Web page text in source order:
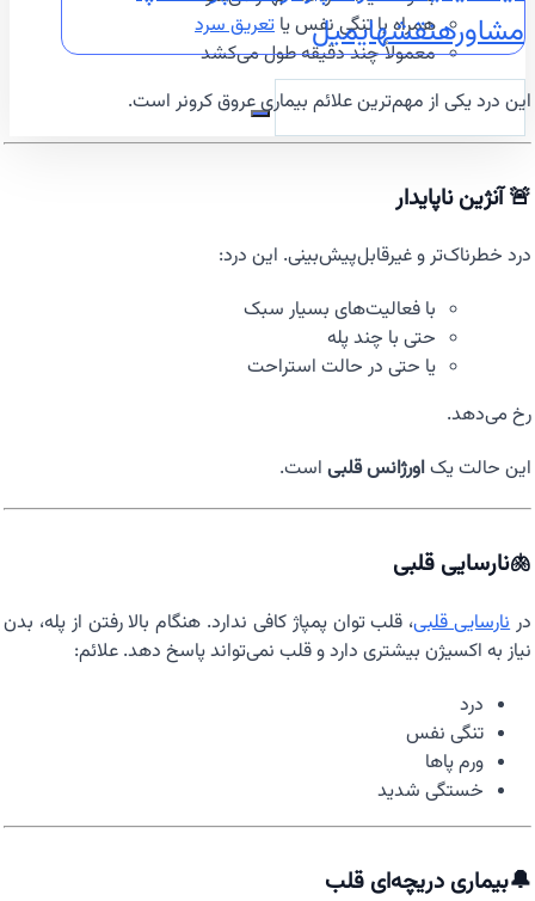
مشاورهنقشهایمیل
همراه با تنگی نفس یا تعریق سرد
معمولاً چند دقیقه طول می‌کشد
این درد یکی از مهم‌ترین علائم بیماری عروق کرونر است.
🚨 آنژین ناپایدار
درد خطرناک‌تر و غیرقابل‌پیش‌بینی. این درد:
با فعالیت‌های بسیار سبک
حتی با چند پله
یا حتی در حالت استراحت
رخ می‌دهد.
این حالت یکاورژانس قلبی است.
🫁نارسایی قلبی
درنارسایی قلبی، قلب توان پمپاژ کافی ندارد. هنگام بالا رفتن از پله، بدن
نیاز به اکسیژن بیشتری دارد و قلب نمی‌تواند پاسخ دهد. علائم:
درد
تنگی نفس
ورم پاها
خستگی شدید
🔔بیماری ‌دریچه‌ای قلب